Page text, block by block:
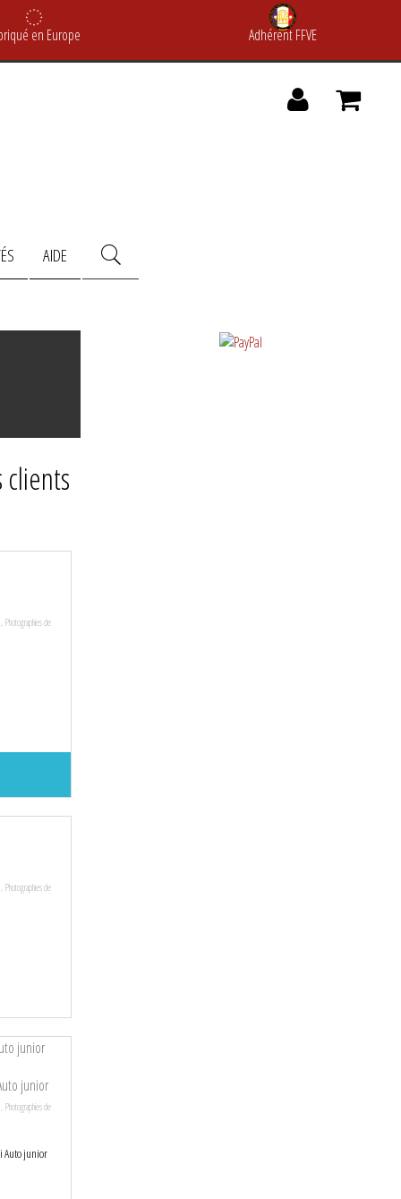
en Europe Adhérent FFVE
AIDE
Photographies de
Photographies de
junior
, Photographies de
Auto junior